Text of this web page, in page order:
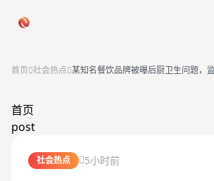
首页 社会热点 某知名餐饮品牌被曝后厨卫生问题，
首页
post
社会热点 5小时前